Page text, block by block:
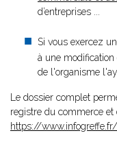
d’entreprises ...
Si vous exercez
à une
de l'organisme
Le dossier complet
registre du commerce et
https://